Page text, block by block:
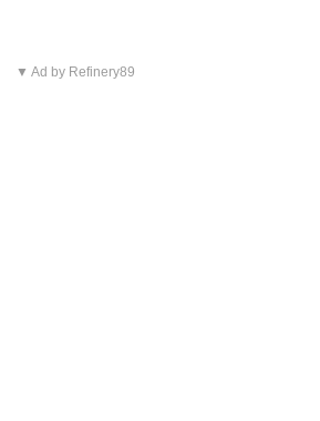
▼ Ad by Refinery89